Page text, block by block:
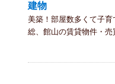
建物
美築！部屋数多くて子
総、館山の賃貸物件・